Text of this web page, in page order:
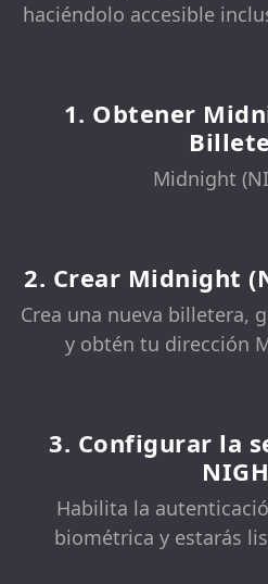
haciéndolo accesible
1. Obtener
Midnight
2. Crear Midnight
Crea una nueva billetera,
y obtén tu dirección
3. Configurar la
Habilita la
biométrica y estarás